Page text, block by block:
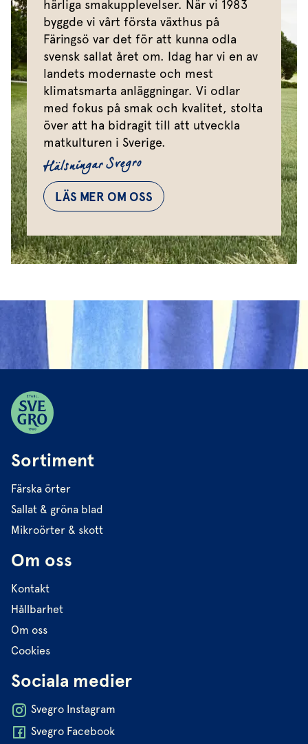
härliga smakupplevelser. När vi 1983
byggde vi vårt första växthus på
Färingsö var det för att kunna odla
svensk sallat året om. Idag har vi en av
landets modernaste och mest
klimatsmarta anläggningar. Vi odlar
med fokus på smak och kvalitet, stolta
över att ha bidragit till att utveckla
matkulturen i Sverige.
Hälsningar Svegro
LÄS MER OM OSS
Sortiment
Färska örter
Sallat & gröna blad
Mikroörter & skott
Om oss
Kontakt
Hållbarhet
Om oss
Cookies
Sociala medier
Svegro Instagram
Svegro Facebook